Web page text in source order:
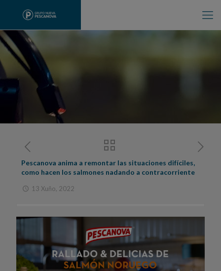
Pescanova anima a remontar las situaciones difíciles,
como hacen los salmones nadando a contracorriente
13 Xuño, 2022